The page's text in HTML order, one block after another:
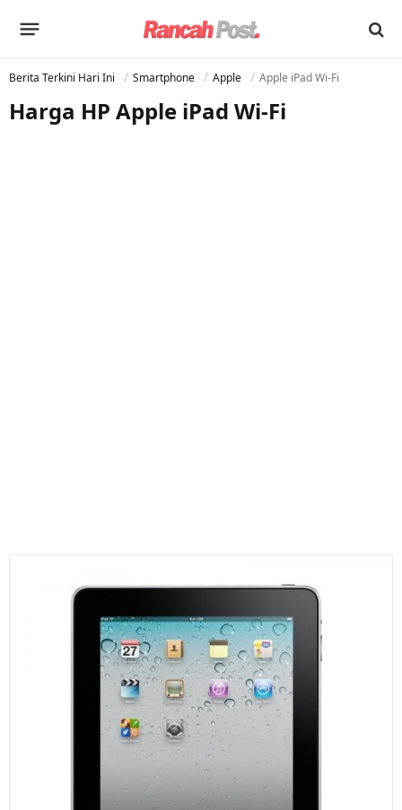
Berita Terkini Hari Ini Smartphone Apple Apple iPad Wi-Fi
Harga HP Apple iPad Wi-Fi